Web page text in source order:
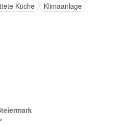
Küche Klimaanlage